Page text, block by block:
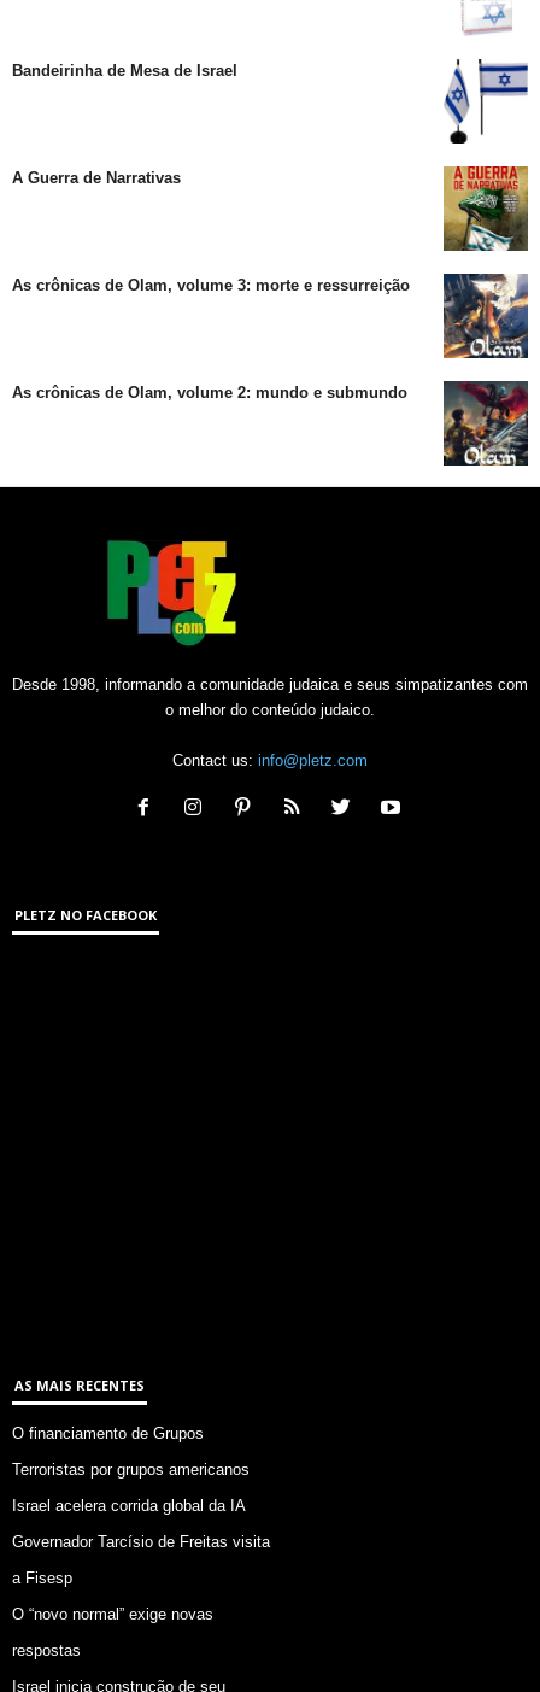
Bandeirinha de Mesa de Israel
A Guerra de Narrativas
As crônicas de Olam, volume 3: morte e ressurreição
As crônicas de Olam, volume 2: mundo e submundo
Desde 1998, informando a comunidade judaica e seus simpatizantes com
o melhor do conteúdo judaico.
Contact us: info@pletz.com
PLETZ NO FACEBOOK
AS MAIS RECENTES
O financiamento de Grupos
Terroristas por grupos americanos
Israel acelera corrida global da IA
Governador Tarcísio de Freitas visita
a Fisesp
O “novo normal” exige novas
respostas
Israel inicia construção de seu